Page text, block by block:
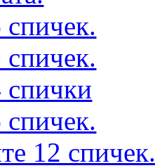
спички
12